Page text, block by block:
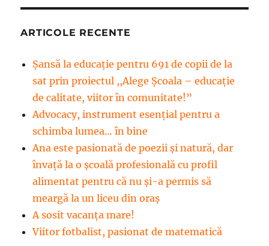
ARTICOLE RECENTE
Șansă la educație pentru 691 de copii de la
sat prin proiectul ,,Alege Școala – educație
de calitate, viitor în comunitate!”
Advocacy, instrument esenţial pentru a
schimba lumea… în bine
Ana este pasionată de poezii și natură, dar
învață la o școală profesională cu profil
alimentat pentru că nu și-a permis să
meargă la un liceu din oraș
A sosit vacanța mare!
Viitor fotbalist, pasionat de matematică